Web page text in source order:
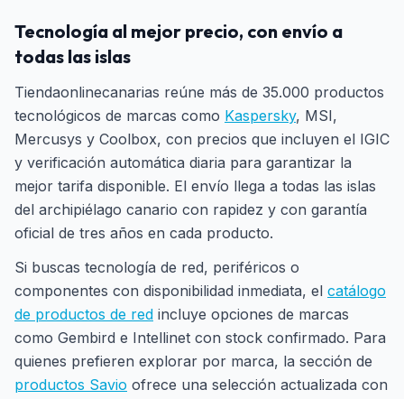
Tecnología al mejor precio, con envío a
todas las islas
Tiendaonlinecanarias reúne más de 35.000 productos
tecnológicos de marcas como Kaspersky, MSI,
Mercusys y Coolbox, con precios que incluyen el IGIC
y verificación automática diaria para garantizar la
mejor tarifa disponible. El envío llega a todas las islas
del archipiélago canario con rapidez y con garantía
oficial de tres años en cada producto.
Si buscas tecnología de red, periféricos o
componentes con disponibilidad inmediata, el catálogo
de productos de red incluye opciones de marcas
como Gembird e Intellinet con stock confirmado. Para
quienes prefieren explorar por marca, la sección de
productos Savio ofrece una selección actualizada con